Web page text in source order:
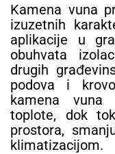
Kamena vuna
izuzetnih
aplikacije u
obuhvata
drugih
podova i
kamena vuna
toplote, dok
prostora,
klimatizacijom.